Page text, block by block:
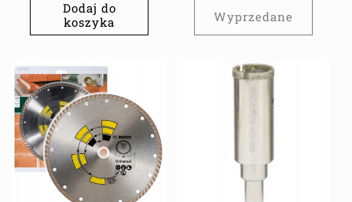
Dodaj do
koszyka
Wyprzedane